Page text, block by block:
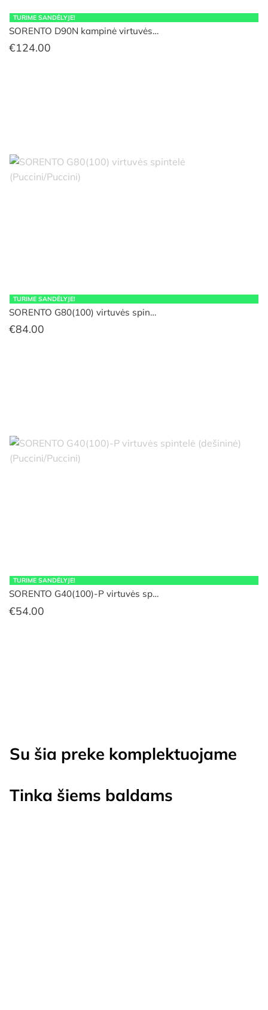
TURIME SANDĖLYJE!
SORENTO D90N kampinė virtuvės…
€124.00
TURIME SANDĖLYJE!
SORENTO G80(100) virtuvės spin…
€84.00
TURIME SANDĖLYJE!
SORENTO G40(100)-P virtuvės sp…
€54.00
Su šia preke komplektuojame
Tinka šiems baldams